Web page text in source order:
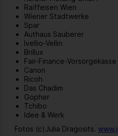
Raiffeisen Wien
Wiener Stadtwerke
Spar
Authaus Sauberer
Ivellio-Vellin
Brillux
Fair-Finance-Vorsorgekasse
Canon
Ricoh
Das Chadim
Gopher
Tchibo
Idee & Werk
Fotos (c)Julia Dragosits.